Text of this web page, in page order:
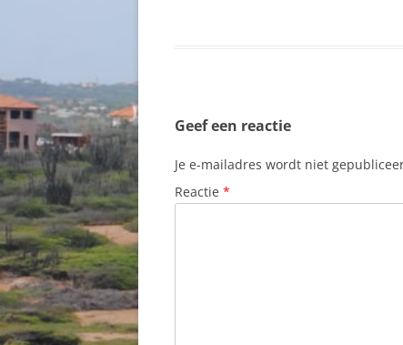
Geef een reactie
Je e-mailadres wordt niet
Reactie *